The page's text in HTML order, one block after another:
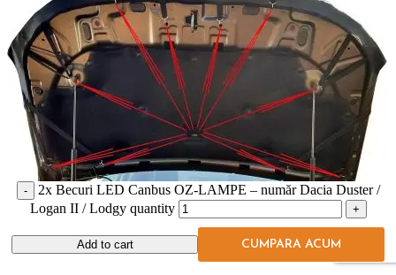
2x Becuri LED Canbus OZ-LAMPE – număr Dacia Duster /
Logan II / Lodgy quantity
Add to cart CUMPARA ACUM
Quick view
Add to wishlist